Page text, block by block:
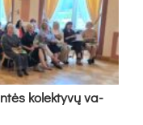
ko­lek­ty­vų va­